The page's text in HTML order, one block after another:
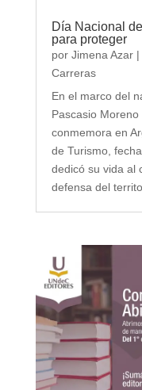
Día Nacional
para proteger
por Jimena Azar|
Carreras
En el marco del
Pascasio
conmemora en
de Turismo,
dedicó su vida al
defensa del